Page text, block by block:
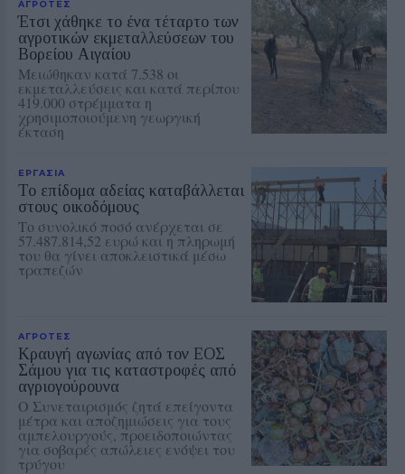
ΑΓΡΟΤΕΣ
Έτσι χάθηκε το ένα τέταρτο των
αγροτικών εκμεταλλεύσεων του
Βορείου Αιγαίου
Μειώθηκαν κατά 7.538 οι
εκμεταλλεύσεις και κατά περίπου
419.000 στρέμματα η
χρησιμοποιούμενη γεωργική
έκταση
ΕΡΓΑΣΙΑ
Το επίδομα αδείας καταβάλλεται
στους οικοδόμους
Το συνολικό ποσό ανέρχεται σε
57.487.814,52 ευρώ και η πληρωμή
του θα γίνει αποκλειστικά μέσω
τραπεζών
ΑΓΡΟΤΕΣ
Κραυγή αγωνίας από τον ΕΟΣ
Σάμου για τις καταστροφές από
αγριογούρουνα
Ο Συνεταιρισμός ζητά επείγοντα
μέτρα και αποζημιώσεις για τους
αμπελουργούς, προειδοποιώντας
για σοβαρές απώλειες ενόψει του
τρύγου